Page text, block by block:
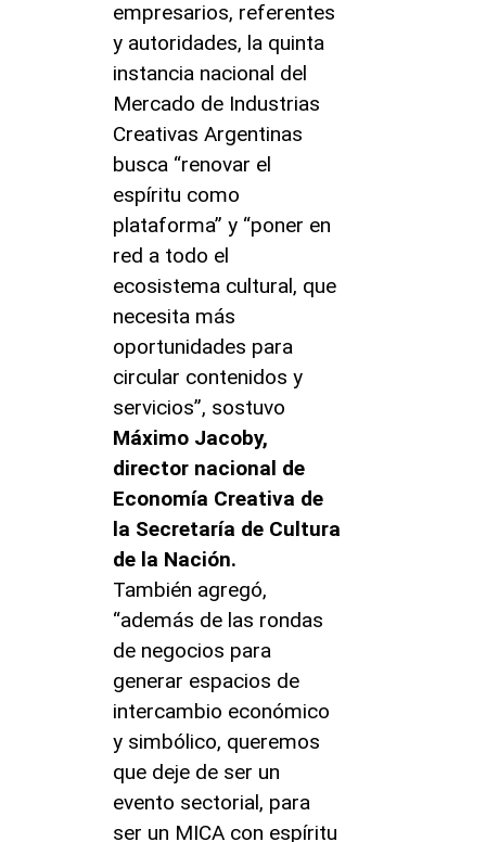
empresarios, referentes
y autoridades, la quinta
instancia nacional del
Mercado de Industrias
Creativas Argentinas
busca “renovar el
espíritu como
plataforma” y “poner en
red a todo el
ecosistema cultural, que
necesita más
oportunidades para
circular contenidos y
servicios”, sostuvo
Máximo Jacoby,
director nacional de
Economía Creativa de
la Secretaría de Cultura
de la Nación.
También agregó,
“además de las rondas
de negocios para
generar espacios de
intercambio económico
y simbólico, queremos
que deje de ser un
evento sectorial, para
ser un MICA con espíritu